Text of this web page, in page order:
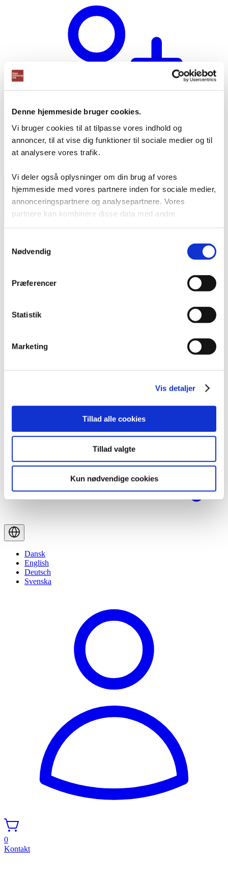
Denne hjemmeside bruger cookies.
Vi bruger cookies til at tilpasse vores indhold og
annoncer, til at vise dig funktioner til sociale medier og til
at analysere vores trafik.
Vi deler også oplysninger om din brug af vores
hjemmeside med vores partnere inden for sociale medier,
annonceringspartnere og analysepartnere. Vores
partnere kan kombinere disse data med andre
Nødvendig
Præferencer
Statistik
Marketing
Vis detaljer
Tillad alle cookies
Tillad valgte
Kun nødvendige cookies
Products
search
Nyheder
Download
Kontakt/Info
Dansk
English
Deutsch
Svenska
0
Kontakt